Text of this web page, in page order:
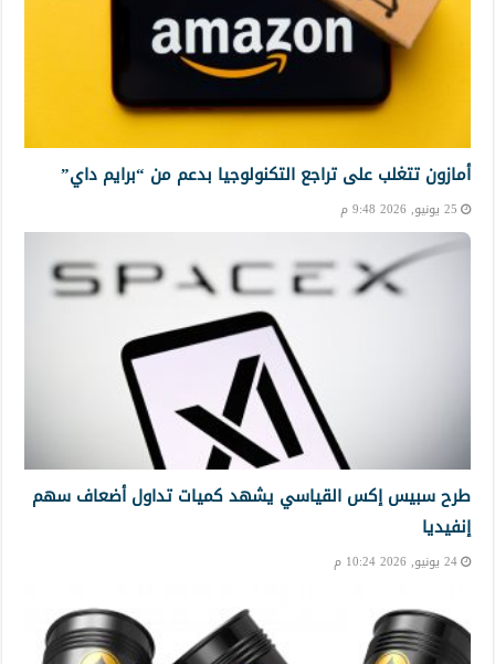
أمازون تتغلب على تراجع التكنولوجيا بدعم من “برايم داي”
25 يونيو, 2026 9:48 م
طرح سبيس إكس القياسي يشهد كميات تداول أضعاف سهم
إنفيديا
24 يونيو, 2026 10:24 م